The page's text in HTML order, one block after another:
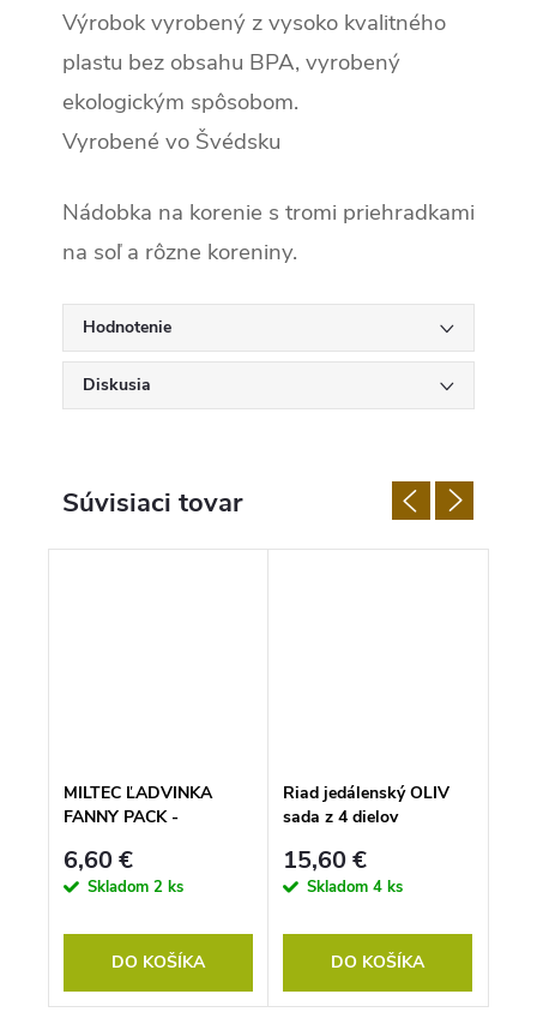
Výrobok vyrobený z vysoko kvalitného
plastu bez obsahu BPA, vyrobený
ekologickým spôsobom.
Vyrobené vo Švédsku
Nádobka na korenie s tromi priehradkami
na soľ a rôzne koreniny.
Hodnotenie
Diskusia
Súvisiaci tovar
MILTEC ĽADVINKA
FANNY PACK -
6,60 €
Skladom 2 ks
DO KOŠÍKA
Riad jedálenský OLIV
sada z 4 dielov
15,60 €
Skladom 4 ks
DO KOŠÍKA